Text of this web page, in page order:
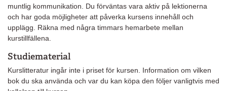
muntlig kommunikation. Du förväntas vara aktiv på lektionerna
och har goda möjligheter att påverka kursens innehåll och
upplägg. Räkna med några timmars hemarbete mellan
kurstillfällena.
Studiematerial
Kurslitteratur ingår inte i priset för kursen. Information om vilken
bok du ska använda och var du kan köpa den följer vanligtvis med